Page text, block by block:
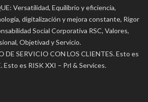
Versatilidad, Equilibrio y eficiencia,
digitalización y mejora constante, Rigor
Social Corporativa RSC, Valores,
Objetivad y Servicio.
DE SERVICIO CON LOS CLIENTES. Esto es
Esto es RISK XXI – Prl & Services.